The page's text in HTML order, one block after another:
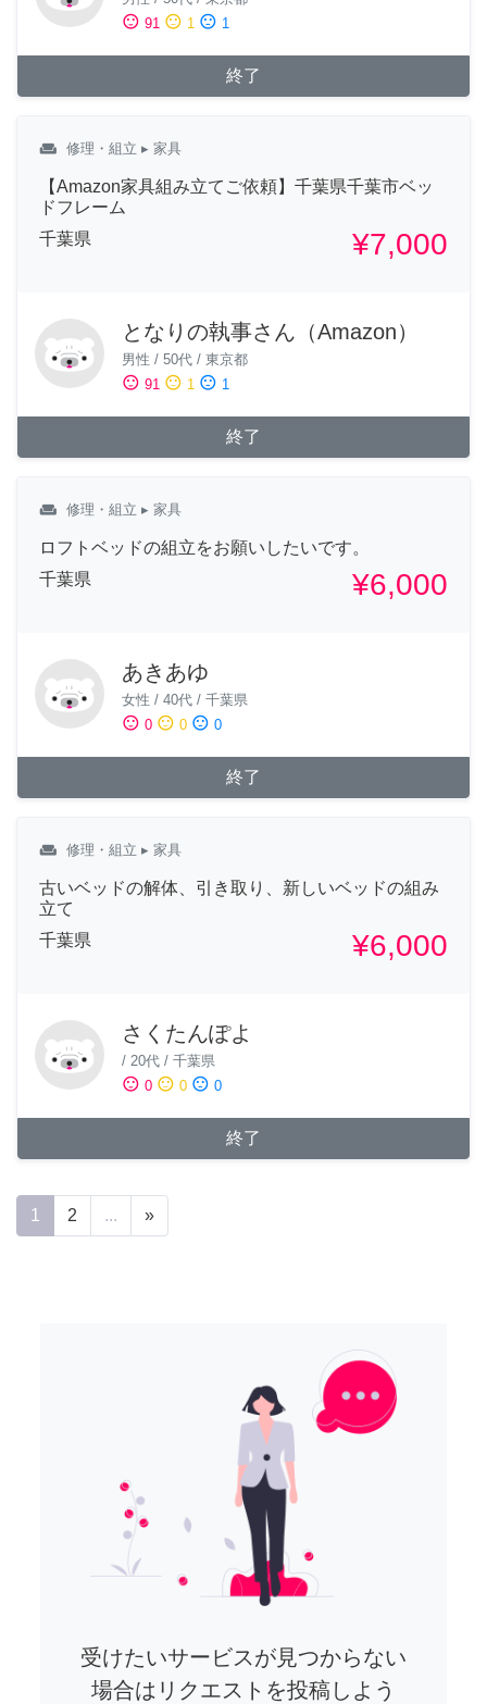
sentiment_satisfied 91 sentiment_neutral 1 sentiment_dissatisfied 1
終了
weekend 修理・組立 ▸ 家具
【Amazon家具組み立てご依頼】千葉県千葉市ベッ
ドフレーム
千葉県
¥7,000
となりの執事さん（Amazon）
男性 / 50代 / 東京都
sentiment_satisfied 91 sentiment_neutral 1 sentiment_dissatisfied 1
終了
weekend 修理・組立 ▸ 家具
ロフトベッドの組立をお願いしたいです。
千葉県
¥6,000
あきあゆ
女性 / 40代 / 千葉県
sentiment_satisfied 0 sentiment_neutral 0 sentiment_dissatisfied 0
終了
weekend 修理・組立 ▸ 家具
古いベッドの解体、引き取り、新しいベッドの組み
立て
千葉県
¥6,000
さくたんぽよ
/ 20代 / 千葉県
sentiment_satisfied 0 sentiment_neutral 0 sentiment_dissatisfied 0
終了
1 2 ... »
受けたいサービスが見つからない
場合はリクエストを投稿しよう